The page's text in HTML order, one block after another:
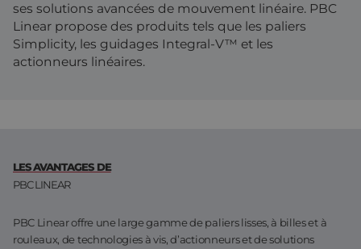
Conception et prototypage
Assemblage et personnalisation
Environnements difficiles
Fabrication
Nous Contacter
ses solutions avancées de mouvement linéaire. PBC
Linear propose des produits tels que les paliers
Simplicity, les guidages Integral-V™ et les
actionneurs linéaires.
LES AVANTAGES DE
PBC LINEAR
PBC Linear offre une large gamme de paliers lisses, à billes et à
rouleaux, de technologies à vis, d’actionneurs et de solutions